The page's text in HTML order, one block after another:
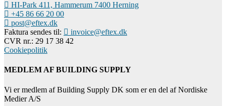
HI-Park 411, Hammerum 7400 Herning
+45 86 66 20 00
post@eftex.dk
Faktura sendes til:
invoice@eftex.dk
CVR nr.: 29 17 38 42
Cookiepolitik
MEDLEM AF BUILDING SUPPLY
Vi er medlem af Building Supply DK som er en del af Nordiske
Medier A/S